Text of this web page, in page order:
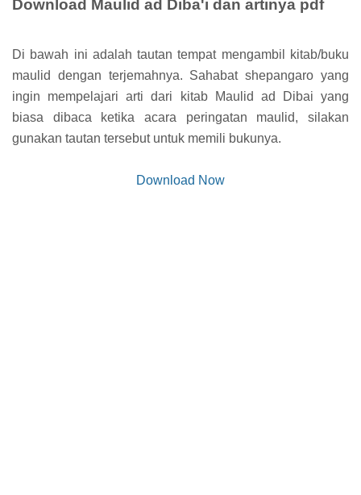
Download Maulid ad Diba'i dan artinya pdf
Di bawah ini adalah tautan tempat mengambil kitab/buku
maulid dengan terjemahnya. Sahabat shepangaro yang
ingin mempelajari arti dari kitab Maulid ad Dibai yang
biasa dibaca ketika acara peringatan maulid, silakan
gunakan tautan tersebut untuk memili bukunya.
Download Now